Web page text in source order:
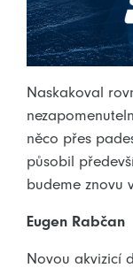
Naskakoval
něco přes
působil
budeme znovu
Eugen Rabčan
Novou akvizicí